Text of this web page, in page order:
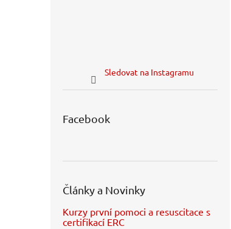
Sledovat na Instagramu
Facebook
Články a Novinky
Kurzy první pomoci a resuscitace s
certifikací ERC